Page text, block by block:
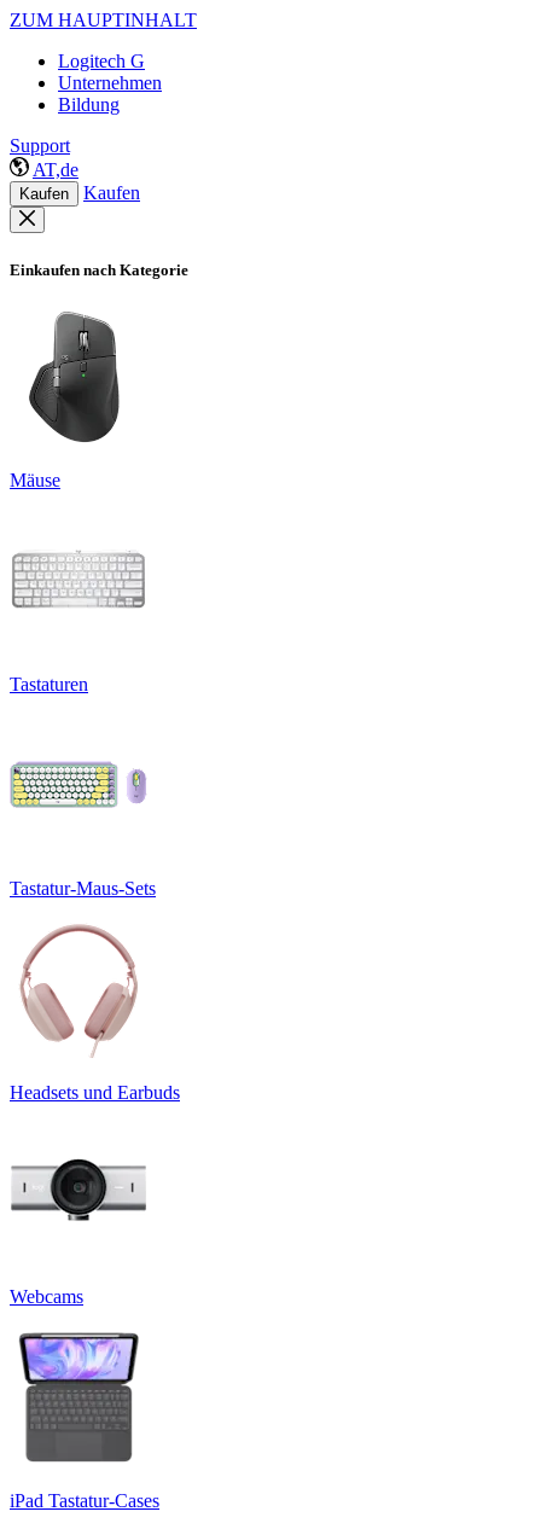
ZUM HAUPTINHALT
Logitech G
Unternehmen
Bildung
Support
AT,de
Kaufen Kaufen
Einkaufen nach Kategorie
Mäuse
Tastaturen
Tastatur-Maus-Sets
Headsets und Earbuds
Webcams
iPad Tastatur-Cases